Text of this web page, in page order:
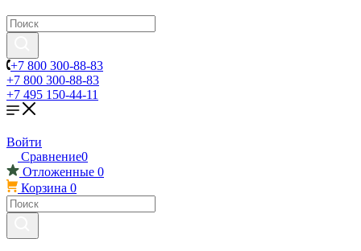
+7 800 300-88-83
+7 800 300-88-83
+7 495 150-44-11
Войти
Сравнение0
Отложенные 0
Корзина 0